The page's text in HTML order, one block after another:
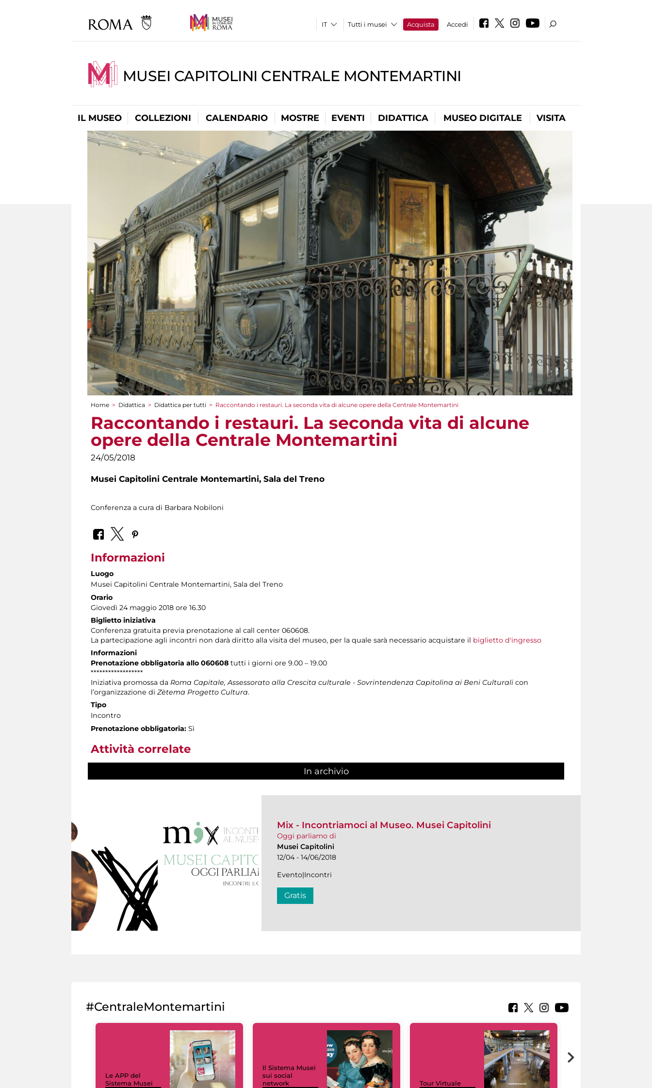
Tutti i musei Acquista Accedi
MUSEI CAPITOLINI CENTRALE MONTEMARTINI
IL MUSEO COLLEZIONI CALENDARIO MOSTRE EVENTI DIDATTICA MUSEO DIGITALE VISITA
Tu sei qui
Home > Didattica > Didattica per tutti > Raccontando i restauri. La seconda vita di alcune opere della Centrale Montemartini
Raccontando i restauri. La seconda vita di alcune
opere della Centrale Montemartini
24/05/2018
Musei Capitolini Centrale Montemartini, Sala del Treno
Conferenza a cura di Barbara Nobiloni
Informazioni
Luogo
Musei Capitolini Centrale Montemartini, Sala del Treno
Orario
Giovedì 24 maggio 2018 ore 16.30
Biglietto iniziativa
Conferenza gratuita previa prenotazione al call center 060608.
La partecipazione agli incontri non darà diritto alla visita del museo, per la quale sarà necessario acquistare il biglietto d'ingresso
Informazioni
Prenotazione obbligatoria allo 060608 tutti i giorni ore 9.00 – 19.00
******************
Iniziativa promossa da Roma Capitale, Assessorato alla Crescita culturale - Sovrintendenza Capitolina ai Beni Culturali con
l’organizzazione di Zètema Progetto Cultura.
Tipo
Incontro
Prenotazione obbligatoria: Sì
Attività correlate
In archivio
Mix - Incontriamoci al Museo. Musei Capitolini
Oggi parliamo di
Musei Capitolini
12/04 - 14/06/2018
Evento|Incontri
Gratis
#CentraleMontemartini
Le APP del
Sistema Musei
Il Sistema Musei
sui social
network
Tour Virtuale